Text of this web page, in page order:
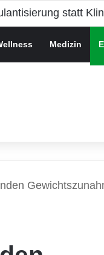
Gesundheit
Medizin